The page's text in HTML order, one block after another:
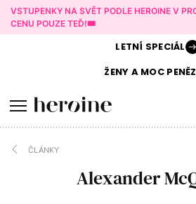
VSTUPENKY NA SVĚT PODLE HEROINE V
CENU POUZE TEĎ!🎟️
LETNÍ SPECIÁL
ŽENY AMOC PENĚZ
ČLÁNKY
Alexander